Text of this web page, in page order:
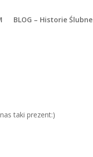
BLOG – Historie Ślubne
taki prezent:)